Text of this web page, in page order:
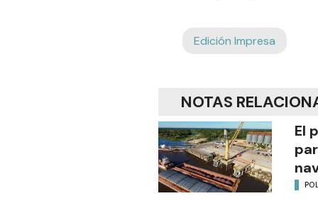
Edición Impresa
NOTAS
El